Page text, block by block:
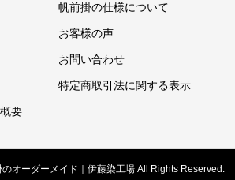
帆前掛の仕様について
お客様の声
お問い合わせ
特定商取引法に関する表示
要
オーダーメイド｜伊藤染工場 All Rights Reserved.